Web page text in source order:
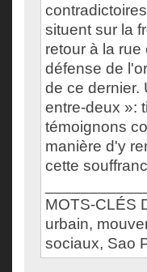
situent sur la
retour à la
défense de
de ce dernier.
entre-deux »:
témoignons
manière d'y
cette
MOTS-CLÉS
urbain,
sociaux, Sao